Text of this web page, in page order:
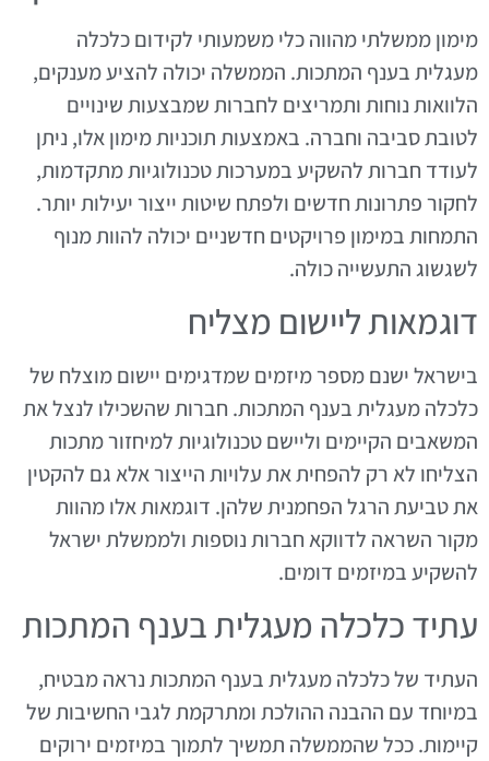
מימון ממשלתי מהווה כלי משמעותי לקידום כלכלה
מעגלית בענף המתכות. הממשלה יכולה להציע מענקים,
הלוואות נוחות ותמריצים לחברות שמבצעות שינויים
לטובת סביבה וחברה. באמצעות תוכניות מימון אלו, ניתן
לעודד חברות להשקיע במערכות טכנולוגיות מתקדמות,
לחקור פתרונות חדשים ולפתח שיטות ייצור יעילות יותר.
התמחות במימון פרויקטים חדשניים יכולה להוות מנוף
לשגשוג התעשייה כולה.
דוגמאות ליישום מצליח
בישראל ישנם מספר מיזמים שמדגימים יישום מוצלח של
כלכלה מעגלית בענף המתכות. חברות שהשכילו לנצל את
המשאבים הקיימים וליישם טכנולוגיות למיחזור מתכות
הצליחו לא רק להפחית את עלויות הייצור אלא גם להקטין
את טביעת הרגל הפחמנית שלהן. דוגמאות אלו מהוות
מקור השראה לדווקא חברות נוספות ולממשלת ישראל
להשקיע במיזמים דומים.
עתיד כלכלה מעגלית בענף המתכות
העתיד של כלכלה מעגלית בענף המתכות נראה מבטיח,
במיוחד עם ההבנה ההולכת ומתרקמת לגבי החשיבות של
קיימות. ככל שהממשלה תמשיך לתמוך במיזמים ירוקים